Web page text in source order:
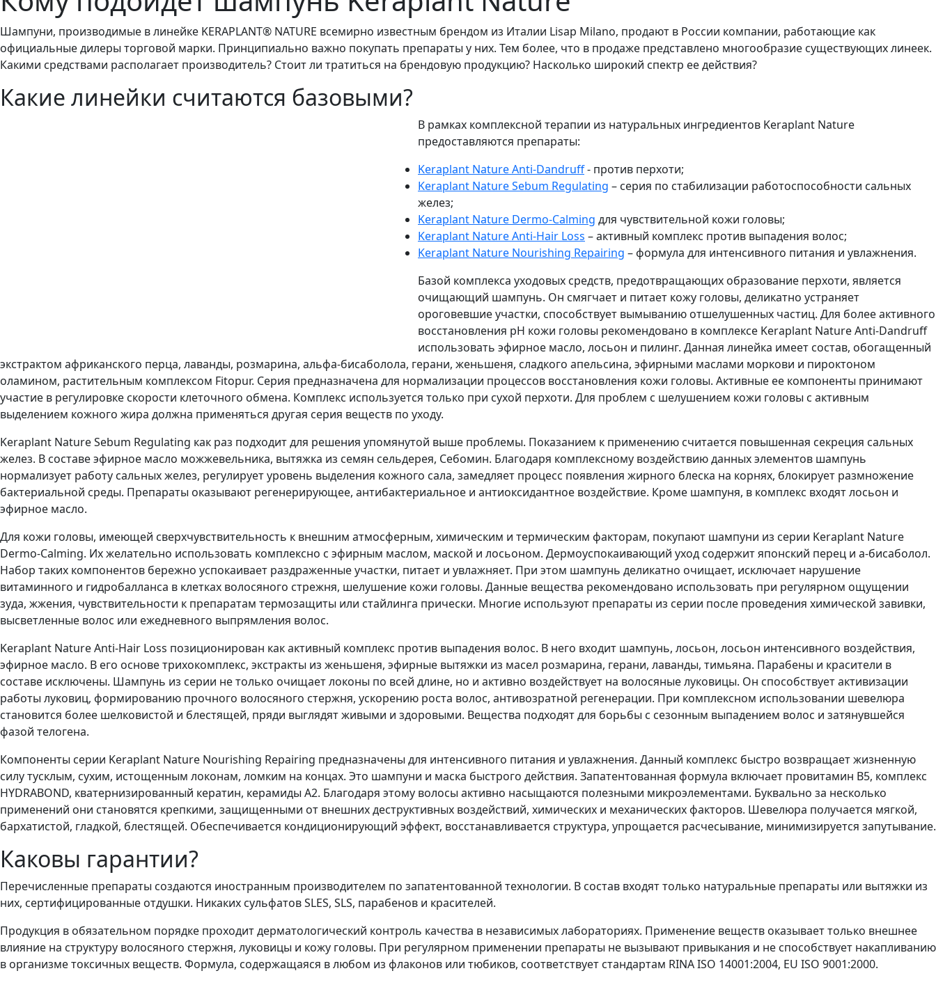
Шампуни, производимые в линейке KERAPLANT® NATURE всемирно известным брендом из Италии Lisap Milano, продают в России компании, работающие как
официальные дилеры торговой марки. Принципиально важно покупать препараты у них. Тем более, что в продаже представлено многообразие существующих линеек.
Какими средствами располагает производитель? Стоит ли тратиться на брендовую продукцию? Насколько широкий спектр ее действия?
Какие линейки считаются базовыми?
В рамках комплексной терапии из натуральных ингредиентов Keraplant Nature
предоставляются препараты:
Keraplant Nature Anti-Dandruff- против перхоти;
Keraplant Nature Sebum Regulating – серия по стабилизации работоспособности сальных
желез;
Keraplant Nature Dermo-Calming для чувствительной кожи головы;
Keraplant Nature Anti-Hair Loss – активный комплекс против выпадения волос;
Keraplant Nature Nourishing Repairing – формула для интенсивного питания и увлажнения.
Базой комплекса уходовых средств, предотвращающих образование перхоти, является
очищающий шампунь. Он смягчает и питает кожу головы, деликатно устраняет
ороговевшие участки, способствует вымыванию отшелушенных частиц. Для более активного
восстановления рН кожи головы рекомендовано в комплексе Keraplant Nature Anti-Dandruff
использовать эфирное масло, лосьон и пилинг. Данная линейка имеет состав, обогащенный
экстрактом африканского перца, лаванды, розмарина, альфа-бисаболола, герани, женьшеня, сладкого апельсина, эфирными маслами моркови и пироктоном
оламином, растительным комплексом Fitopur. Серия предназначена для нормализации процессов восстановления кожи головы. Активные ее компоненты принимают
участие в регулировке скорости клеточного обмена. Комплекс используется только при сухой перхоти. Для проблем с шелушением кожи головы с активным
выделением кожного жира должна применяться другая серия веществ по уходу.
Keraplant Nature Sebum Regulating как раз подходит для решения упомянутой выше проблемы. Показанием к применению считается повышенная секреция сальных
желез. В составе эфирное масло можжевельника, вытяжка из семян сельдерея, Себомин. Благодаря комплексному воздействию данных элементов шампунь
нормализует работу сальных желез, регулирует уровень выделения кожного сала, замедляет процесс появления жирного блеска на корнях, блокирует размножение
бактериальной среды. Препараты оказывают регенерирующее, антибактериальное и антиоксидантное воздействие. Кроме шампуня, в комплекс входят лосьон и
эфирное масло.
Для кожи головы, имеющей сверхчувствительность к внешним атмосферным, химическим и термическим факторам, покупают шампуни из серии Keraplant Nature
Dermo-Calming. Их желательно использовать комплексно с эфирным маслом, маской и лосьоном. Дермоуспокаивающий уход содержит японский перец и a-бисаболол.
Набор таких компонентов бережно успокаивает раздраженные участки, питает и увлажняет. При этом шампунь деликатно очищает, исключает нарушение
витаминного и гидробалланса в клетках волосяного стрежня, шелушение кожи головы. Данные вещества рекомендовано использовать при регулярном ощущении
зуда, жжения, чувствительности к препаратам термозащиты или стайлинга прически. Многие используют препараты из серии после проведения химической завивки,
высветленные волос или ежедневного выпрямления волос.
Keraplant Nature Anti-Hair Loss позиционирован как активный комплекс против выпадения волос. В него входит шампунь, лосьон, лосьон интенсивного воздействия,
эфирное масло. В его основе трихокомплекс, экстракты из женьшеня, эфирные вытяжки из масел розмарина, герани, лаванды, тимьяна. Парабены и красители в
составе исключены. Шампунь из серии не только очищает локоны по всей длине, но и активно воздействует на волосяные луковицы. Он способствует активизации
работы луковиц, формированию прочного волосяного стержня, ускорению роста волос, антивозратной регенерации. При комплексном использовании шевелюра
становится более шелковистой и блестящей, пряди выглядят живыми и здоровыми. Вещества подходят для борьбы с сезонным выпадением волос и затянувшейся
фазой телогена.
Компоненты серии Keraplant Nature Nourishing Repairing предназначены для интенсивного питания и увлажнения. Данный комплекс быстро возвращает жизненную
силу тусклым, сухим, истощенным локонам, ломким на концах. Это шампуни и маска быстрого действия. Запатентованная формула включает провитамин В5, комплекс
HYDRABOND, кватернизированный кератин, керамиды А2. Благодаря этому волосы активно насыщаются полезными микроэлементами. Буквально за несколько
применений они становятся крепкими, защищенными от внешних деструктивных воздействий, химических и механических факторов. Шевелюра получается мягкой,
бархатистой, гладкой, блестящей. Обеспечивается кондиционирующий эффект, восстанавливается структура, упрощается расчесывание, минимизируется запутывание.
Каковы гарантии?
Перечисленные препараты создаются иностранным производителем по запатентованной технологии. В состав входят только натуральные препараты или вытяжки из
них, сертифицированные отдушки. Никаких сульфатов SLES, SLS, парабенов и красителей.
Продукция в обязательном порядке проходит дерматологический контроль качества в независимых лабораториях. Применение веществ оказывает только внешнее
влияние на структуру волосяного стержня, луковицы и кожу головы. При регулярном применении препараты не вызывают привыкания и не способствует накапливанию
в организме токсичных веществ. Формула, содержащаяся в любом из флаконов или тюбиков, соответствует стандартам RINA ISO 14001:2004, EU ISO 9001:2000.